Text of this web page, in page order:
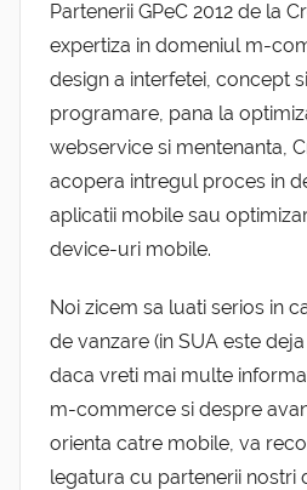
Partenerii GPeC 2012 de la
expertiza in domeniul m-
design a interfetei, concept
programare, pana la
webservice si mentenanta,
acopera intregul proces in
aplicatii mobile sau
device-uri mobile.
Noi zicem sa luati serios in
de vanzare (in SUA este
daca vreti mai multe
m-commerce si despre
orienta catre mobile, va
legatura cu partenerii nostri